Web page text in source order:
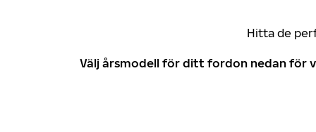
Hitta de
Välj årsmodell för ditt fordon nedan för